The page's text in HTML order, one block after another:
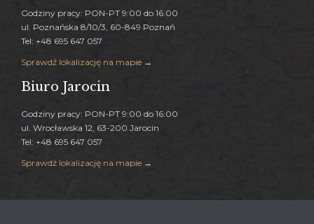
Godziny pracy: PON-PT 9:00 do 16:00
ul. Poznańska 8/10/3, 60-849 Poznań
Tel: +48 695 647 057
Sprawdź lokalizację na mapie →
Biuro Jarocin
Godziny pracy: PON-PT 9:00 do 16:00
ul. Wrocławska 12, 63-200 Jarocin
Tel: +48 695 647 057
Sprawdź lokalizację na mapie →